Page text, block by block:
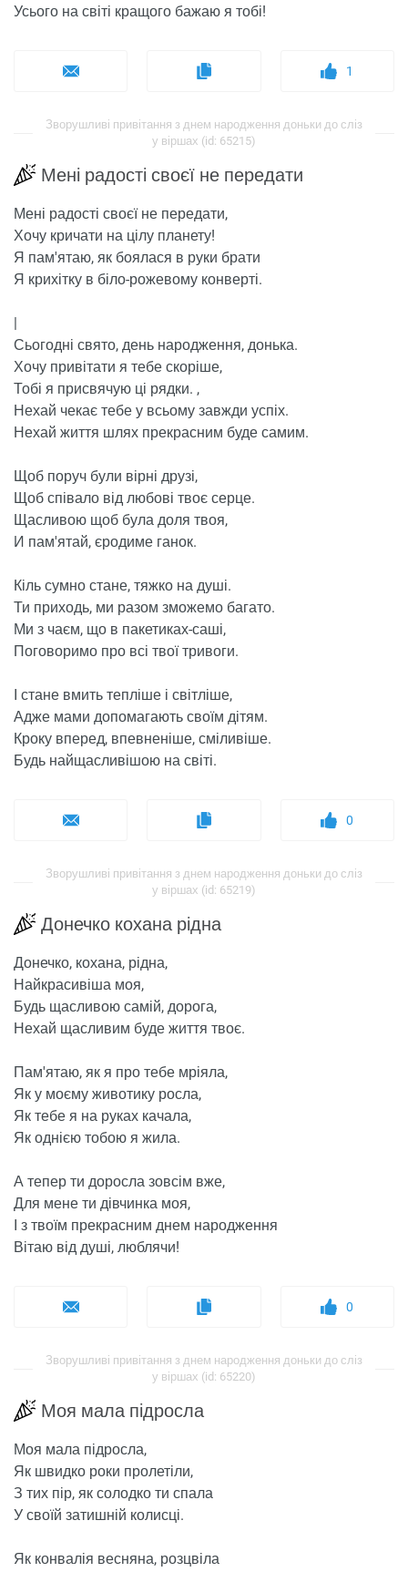
Усього на світі кращого бажаю я тобі!
1
Зворушливі привітання з днем ​​народження доньки до сліз
у віршах (id: 65215)
Мені радості своєї не передати
Мені радості своєї не передати,
Хочу кричати на цілу планету!
Я пам'ятаю, як боялася в руки брати
Я крихітку в біло-рожевому конверті.
Сьогодні свято, день народження, донька.
Хочу привітати я тебе скоріше,
Тобі я присвячую ці рядки. ,
Нехай чекає тебе у всьому завжди успіх.
Нехай життя шлях прекрасним буде самим.
Щоб поруч були вірні друзі,
Щоб співало від любові твоє серце.
Щасливою щоб була доля твоя,
И пам'ятай, єродиме ганок.
Кіль сумно стане, тяжко на душі.
Ти приходь, ми разом зможемо багато.
Ми з чаєм, що в пакетиках-саші,
Поговоримо про всі твої тривоги.
І стане вмить тепліше і світліше,
Адже мами допомагають своїм дітям.
Кроку вперед, впевненіше, сміливіше.
Будь найщасливішою на світі.
0
Зворушливі привітання з днем ​​народження доньки до сліз
у віршах (id: 65219)
Донечко кохана рідна
Донечко, кохана, рідна,
Найкрасивіша моя,
Будь щасливою самій, дорога,
Нехай щасливим буде життя твоє.
Пам'ятаю, як я про тебе мріяла,
Як у моєму животику росла,
Як тебе я на руках качала,
Як однією тобою я жила.
А тепер ти доросла зовсім вже,
Для мене ти дівчинка моя,
І з твоїм прекрасним днем ​​народження
Вітаю від душі, люблячи!
0
Зворушливі привітання з днем ​​народження доньки до сліз
у віршах (id: 65220)
Моя мала підросла
Моя мала підросла,
Як швидко роки пролетіли,
З тих пір, як солодко ти спала
У своїй затишній колисці.
Як конвалія весняна, розцвіла